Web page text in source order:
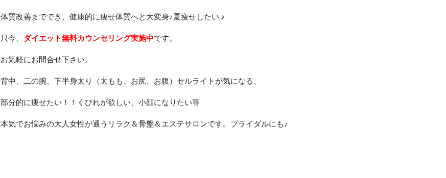
体質改善まででき、健康的に痩せ体質へと大変身♪夏痩せしたい ♪
只今、 ダイエット無料カウンセリング実施中です。
お気軽にお問合せ下さい。
背中、二の腕、下半身太り（太もも、お尻、お腹）セルライトが気になる、
部分的に痩せたい！！くびれが欲しい、小顔になりたい等
本気でお悩みの大人女性が通うリラク＆骨盤＆エステサロンです。ブライダルにも♪